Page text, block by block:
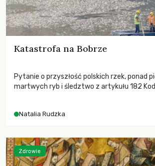
Katastrofa na Bobrze
Pytanie o przyszłość polskich rzek, ponad
martwych ryb i śledztwo z artykułu 182
zdarzeń prowadzących do biologicznej
Natalia Rudzka
Zdrowie